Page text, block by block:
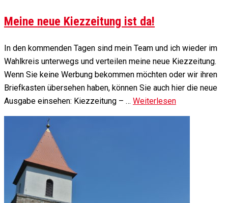
Meine neue Kiezzeitung ist da!
In den kommenden Tagen sind mein Team und ich wieder im
Wahlkreis unterwegs und verteilen meine neue Kiezzeitung.
Wenn Sie keine Werbung bekommen möchten oder wir ihren
Briefkasten übersehen haben, können Sie auch hier die neue
Ausgabe einsehen: Kiezzeitung – … Weiterlesen